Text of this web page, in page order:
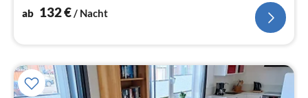
ab 132€/ Nacht